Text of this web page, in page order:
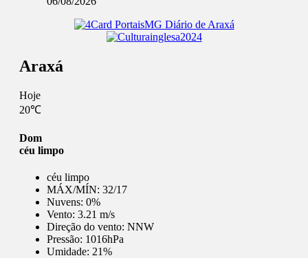
Araxá
Hoje
20℃
Dom
céu limpo
céu limpo
MÁX/MÍN: 32/17
Nuvens: 0%
Vento: 3.21 m/s
Direção do vento: NNW
Pressão: 1016hPa
Umidade: 21%